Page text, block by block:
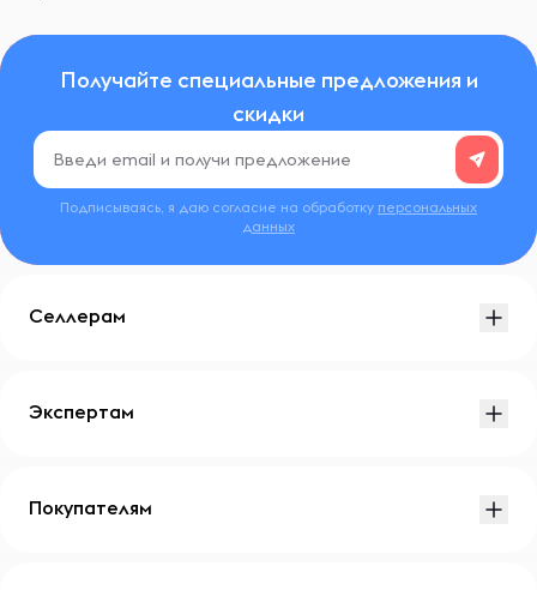
Получайте специальные предложения и
скидки
Подписываясь, я даю согласие на обработку персональных
данных
Селлерам
Экспертам
Покупателям